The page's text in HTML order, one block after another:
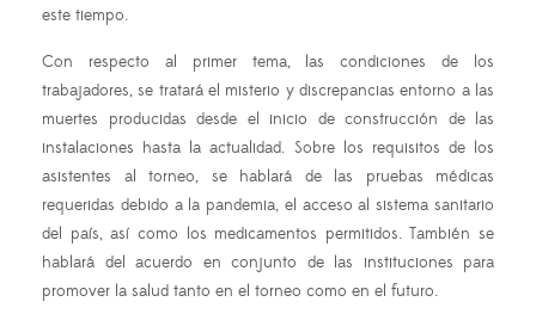
este tiempo.
Con respecto al primer tema, las condiciones de los
trabajadores, se tratará el misterio y discrepancias entorno a las
muertes producidas desde el inicio de construcción de las
instalaciones hasta la actualidad. Sobre los requisitos de los
asistentes al torneo, se hablará de las pruebas médicas
requeridas debido a la pandemia, el acceso al sistema sanitario
del país, así como los medicamentos permitidos. También se
hablará del acuerdo en conjunto de las instituciones para
promover la salud tanto en el torneo como en el futuro.